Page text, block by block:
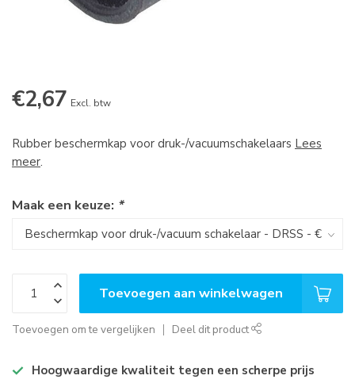
€2,67 Excl. btw
Rubber beschermkap voor druk-/vacuumschakelaars Lees
meer.
Maak een keuze: *
Toevoegen aan winkelwagen
Toevoegen om te vergelijken Deel dit product
Hoogwaardige kwaliteit tegen een scherpe prijs